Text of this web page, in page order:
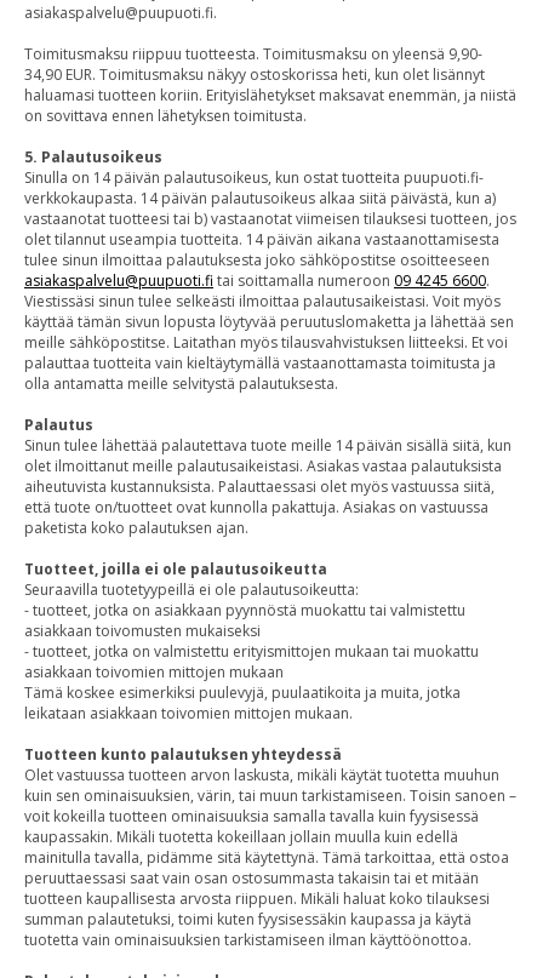
asiakaspalvelu@puupuoti.fi.
Toimitusmaksu riippuu tuotteesta. Toimitusmaksu on yleensä 9,90-
34,90 EUR. Toimitusmaksu näkyy ostoskorissa heti, kun olet lisännyt
haluamasi tuotteen koriin. Erityislähetykset maksavat enemmän, ja niistä
on sovittava ennen lähetyksen toimitusta.
5. Palautusoikeus
Sinulla on 14 päivän palautusoikeus, kun ostat tuotteita puupuoti.fi-
verkkokaupasta. 14 päivän palautusoikeus alkaa siitä päivästä, kun a)
vastaanotat tuotteesi tai b) vastaanotat viimeisen tilauksesi tuotteen, jos
olet tilannut useampia tuotteita. 14 päivän aikana vastaanottamisesta
tulee sinun ilmoittaa palautuksesta joko sähköpostitse osoitteeseen
asiakaspalvelu@puupuoti.fi tai soittamalla numeroon 09 4245 6600.
Viestissäsi sinun tulee selkeästi ilmoittaa palautusaikeistasi. Voit myös
käyttää tämän sivun lopusta löytyvää peruutuslomaketta ja lähettää sen
meille sähköpostitse. Laitathan myös tilausvahvistuksen liitteeksi. Et voi
palauttaa tuotteita vain kieltäytymällä vastaanottamasta toimitusta ja
olla antamatta meille selvitystä palautuksesta.
Palautus
Sinun tulee lähettää palautettava tuote meille 14 päivän sisällä siitä, kun
olet ilmoittanut meille palautusaikeistasi. Asiakas vastaa palautuksista
aiheutuvista kustannuksista. Palauttaessasi olet myös vastuussa siitä,
että tuote on/tuotteet ovat kunnolla pakattuja. Asiakas on vastuussa
paketista koko palautuksen ajan.
Tuotteet, joilla ei ole palautusoikeutta
Seuraavilla tuotetyypeillä ei ole palautusoikeutta:
- tuotteet, jotka on asiakkaan pyynnöstä muokattu tai valmistettu
asiakkaan toivomusten mukaiseksi
- tuotteet, jotka on valmistettu erityismittojen mukaan tai muokattu
asiakkaan toivomien mittojen mukaan
Tämä koskee esimerkiksi puulevyjä, puulaatikoita ja muita, jotka
leikataan asiakkaan toivomien mittojen mukaan.
Tuotteen kunto palautuksen yhteydessä
Olet vastuussa tuotteen arvon laskusta, mikäli käytät tuotetta muuhun
kuin sen ominaisuuksien, värin, tai muun tarkistamiseen. Toisin sanoen –
voit kokeilla tuotteen ominaisuuksia samalla tavalla kuin fyysisessä
kaupassakin. Mikäli tuotetta kokeillaan jollain muulla kuin edellä
mainitulla tavalla, pidämme sitä käytettynä. Tämä tarkoittaa, että ostoa
peruuttaessasi saat vain osan ostosummasta takaisin tai et mitään
tuotteen kaupallisesta arvosta riippuen. Mikäli haluat koko tilauksesi
summan palautetuksi, toimi kuten fyysisessäkin kaupassa ja käytä
tuotetta vain ominaisuuksien tarkistamiseen ilman käyttöönottoa.